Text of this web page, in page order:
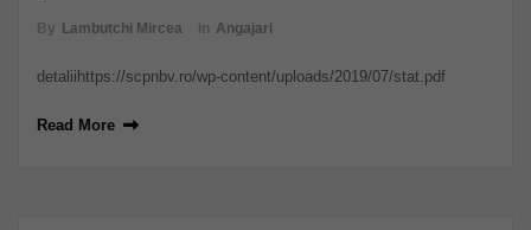
By Lambutchi Mircea in Angajari
detaliihttps://scpnbv.ro/wp-content/uploads/2019/07/stat.pdf
Read More